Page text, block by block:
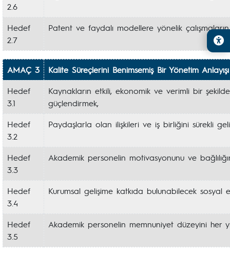
2.6
Hedef
2.7
Patent ve faydalı modellere yönelik çalışmaların
AMAÇ 3
Kalite Süreçlerini Benimsemiş Bir Yönetim
Hedef
3.1
Kaynakların etkili, ekonomik ve verimli bir
güçlendirmek,
Hedef
3.2
Paydaşlarla olan ilişkileri ve iş birliğini sürekli
Hedef
3.3
Akademik personelin motivasyonunu ve
Hedef
3.4
Kurumsal gelişime katkıda bulunabilecek
Hedef
3.5
Akademik personelin memnuniyet düzeyini her